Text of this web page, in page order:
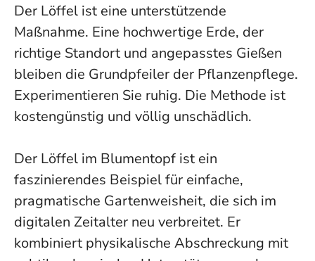
Der Löffel ist eine unterstützende
Maßnahme. Eine hochwertige Erde, der
richtige Standort und angepasstes Gießen
bleiben die Grundpfeiler der Pflanzenpflege.
Experimentieren Sie ruhig. Die Methode ist
kostengünstig und völlig unschädlich.
Der Löffel im Blumentopf ist ein
faszinierendes Beispiel für einfache,
pragmatische Gartenweisheit, die sich im
digitalen Zeitalter neu verbreitet. Er
kombiniert physikalische Abschreckung mit